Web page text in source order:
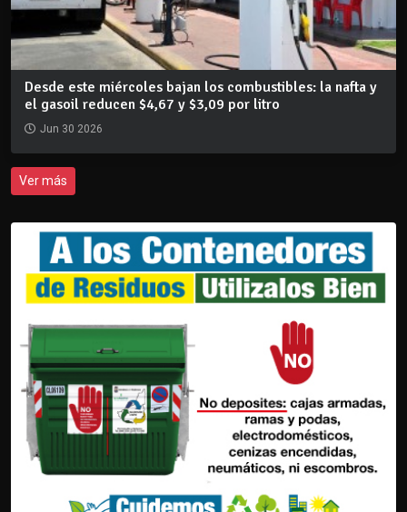
Desde este miércoles bajan los combustibles: la nafta y
el gasoil reducen $4,67 y $3,09 por litro
Jun 30 2026
Ver más